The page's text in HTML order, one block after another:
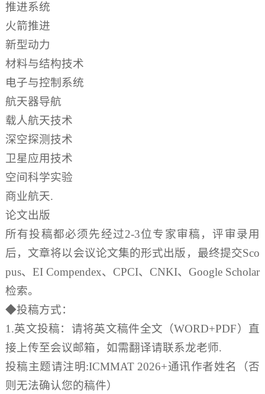
推进系统
火箭推进
新型动力
材料与结构技术
电子与控制系统
航天器导航
载人航天技术
深空探测技术
卫星应用技术
空间科学实验
商业航天.
论文出版
所有投稿都必须先经过2-3位专家审稿，评审录用
后，文章将以会议论文集的形式出版，最终提交Sco
pus、EI Compendex、CPCI、CNKI、Google Scholar
检索。
◆投稿方式：
1.英文投稿：请将英文稿件全文（WORD+PDF）直
接上传至会议邮箱，如需翻译请联系龙老师.
投稿主题请注明:ICMMAT 2026+通讯作者姓名（否
则无法确认您的稿件）